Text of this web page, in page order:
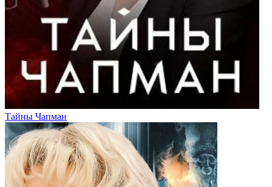
Тайны Чапман